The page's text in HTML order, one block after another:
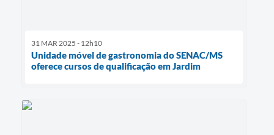
31 MAR 2025 - 12h10
Unidade móvel de gastronomia do SENAC/MS
oferece cursos de qualificação em Jardim